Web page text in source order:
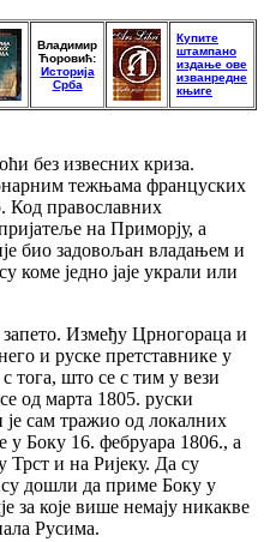
Владимир
Ћоровић:
Историја
Срба
Купите
штампано
издање ове
изванредне
књиге
без извесних криза.
тежњама француских
Код православних
на Приморју, а
био задовољан владањем и
једно јаје украли или
Између Црногораца и
и руске претставнике у
тога, што се с тим у вези
од марта 1805. руски
сам тражио од локалних
у Боку 16. фебруара 1806., а
Трст и на Ријеку. Да су
дошли да приме Боку у
за које више немају никакве
Русима.